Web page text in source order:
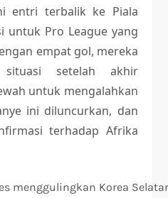
entri terbalik ke Piala
untuk Pro League yang
empat gol, mereka
setelah akhir
untuk mengalahkan
ini diluncurkan, dan
terhadap Afrika